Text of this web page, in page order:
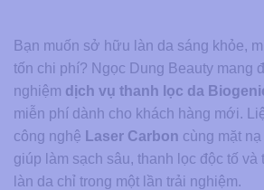
Bạn muốn sở hữu làn da sáng khỏe,
tốn chi phí? Ngọc Dung Beauty mang
nghiệm dịch vụ thanh lọc da
miễn phí dành cho khách hàng mới.
công nghệ Laser Carbon cùng mặt
giúp làm sạch sâu, thanh lọc độc tố và
làn da chỉ trong một lần trải nghiệm.